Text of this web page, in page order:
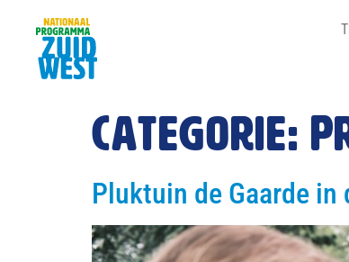
Categorie:
Pluktuin de Gaarde